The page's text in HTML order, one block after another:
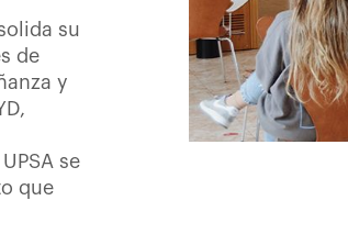
su
de
y
se
que